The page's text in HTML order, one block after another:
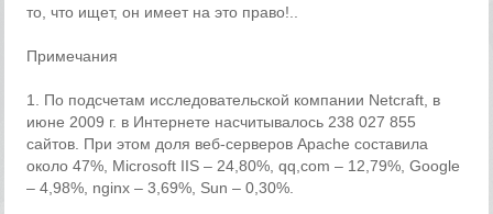
то, что ищет, он имеет на это право!..
Примечания
1. По подсчетам исследовательской компании Netcraft, в
июне 2009 г. в Интернете насчитывалось 238 027 855
сайтов. При этом доля веб-серверов Apache составила
около 47%, Microsoft IIS – 24,80%, qq,com – 12,79%, Google
– 4,98%, nginx – 3,69%, Sun – 0,30%.